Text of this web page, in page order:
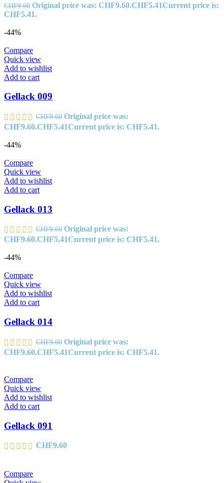
CHF9.60 Original price was: CHF9.60.CHF5.41Current price is:
CHF5.41.
-44%
Compare
Quick view
Add to wishlist
Add to cart
Gellack 009
CHF9.60 Original price was:
CHF9.60.CHF5.41Current price is: CHF5.41.
-44%
Compare
Quick view
Add to wishlist
Add to cart
Gellack 013
CHF9.60 Original price was:
CHF9.60.CHF5.41Current price is: CHF5.41.
-44%
Compare
Quick view
Add to wishlist
Add to cart
Gellack 014
CHF9.60 Original price was:
CHF9.60.CHF5.41Current price is: CHF5.41.
Compare
Quick view
Add to wishlist
Add to cart
Gellack 091
CHF9.60
Compare